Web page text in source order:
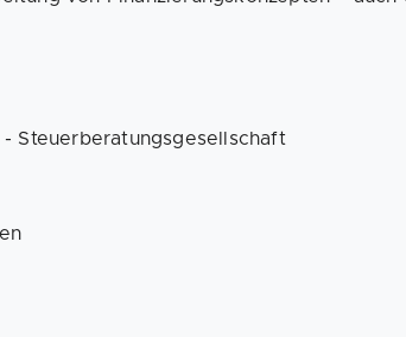
- Steuerberatungsgesellschaft